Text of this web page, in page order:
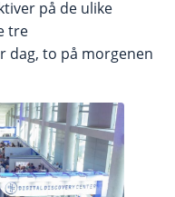
på de ulike
tre
dag, to på morgenen